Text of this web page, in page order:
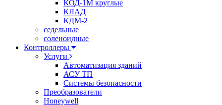
КОД-1М круглые
КЛАД
КДМ-2
седельные
соленоидные
Контроллеры
Услуги
Автоматизация зданий
АСУ ТП
Системы безопасности
Преобразователи
Honeywell